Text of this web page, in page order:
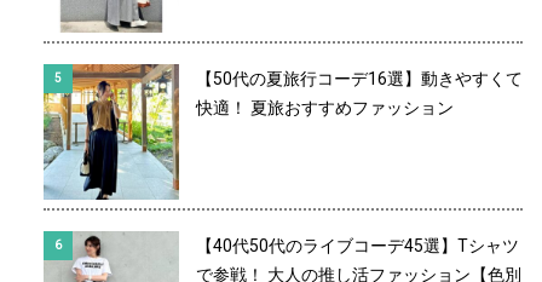
【50代の夏旅行コーデ16選】動きやすくて
快適！ 夏旅おすすめファッション
【40代50代のライブコーデ45選】Tシャツ
で参戦！ 大人の推し活ファッション【色別